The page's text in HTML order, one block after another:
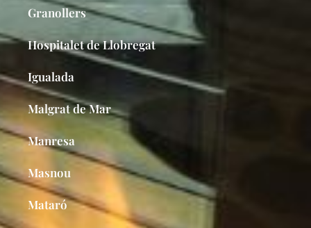
Granollers
Hospitalet de Llobregat
Igualada
Malgrat de Mar
Manresa
Masnou
Mataró